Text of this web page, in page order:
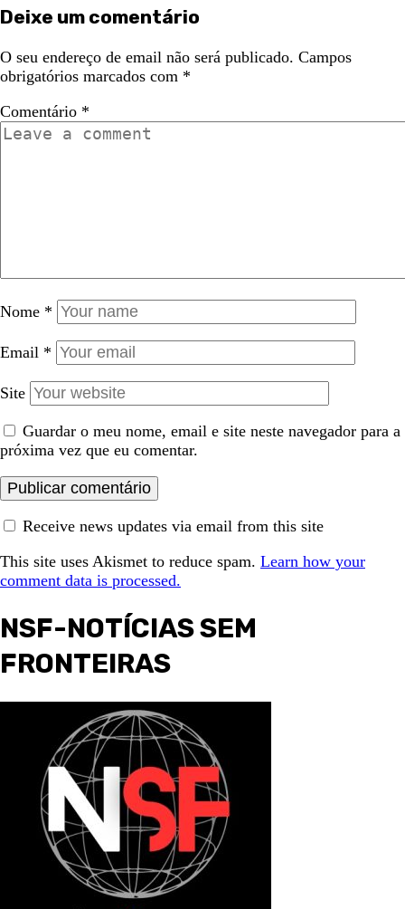
Deixe um comentário
O seu endereço de email não será publicado. Campos
obrigatórios marcados com *
Comentário *
Nome *
Email *
Site
Guardar o meu nome, email e site neste navegador para a
próxima vez que eu comentar.
Receive news updates via email from this site
This site uses Akismet to reduce spam. Learn how your
comment data is processed.
NSF-NOTÍCIAS SEM
FRONTEIRAS